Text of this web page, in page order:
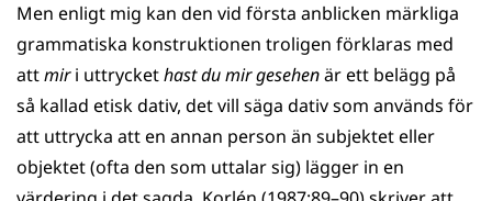
Men enligt mig kan den vid första anblicken märkliga
grammatiska konstruktionen troligen förklaras med
attmiri uttryckethast du mir gesehenär ett belägg på
så kallad etisk dativ, det vill säga dativ som används för
att uttrycka att en annan person än subjektet eller
objektet (ofta den som uttalar sig) lägger in en